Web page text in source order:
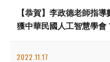
【恭賀】李政德老師指
獲中華民國人工智慧學會
2022.11.17